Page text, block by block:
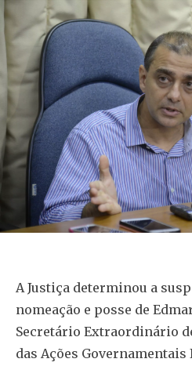
A Justiça determinou a
nomeação e posse de
Secretário Extraordinário
das Ações Governamentais